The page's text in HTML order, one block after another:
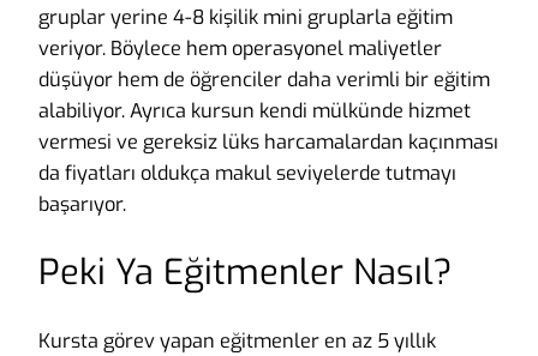
gruplar yerine 4-8 kişilik mini gruplarla eğitim
veriyor. Böylece hem operasyonel maliyetler
düşüyor hem de öğrenciler daha verimli bir eğitim
alabiliyor. Ayrıca kursun kendi mülkünde hizmet
vermesi ve gereksiz lüks harcamalardan kaçınması
da fiyatları oldukça makul seviyelerde tutmayı
başarıyor.
Peki Ya Eğitmenler Nasıl?
Kursta görev yapan eğitmenler en az 5 yıllık